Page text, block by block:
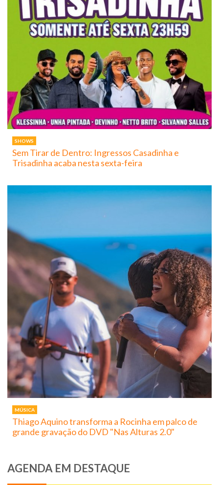
SHOWS
Sem Tirar de Dentro: Ingressos Casadinha e
Trisadinha acaba nesta sexta-feira
MÚSICA
Thiago Aquino transforma a Rocinha em palco de
grande gravação do DVD "Nas Alturas 2.0"
AGENDA EM DESTAQUE